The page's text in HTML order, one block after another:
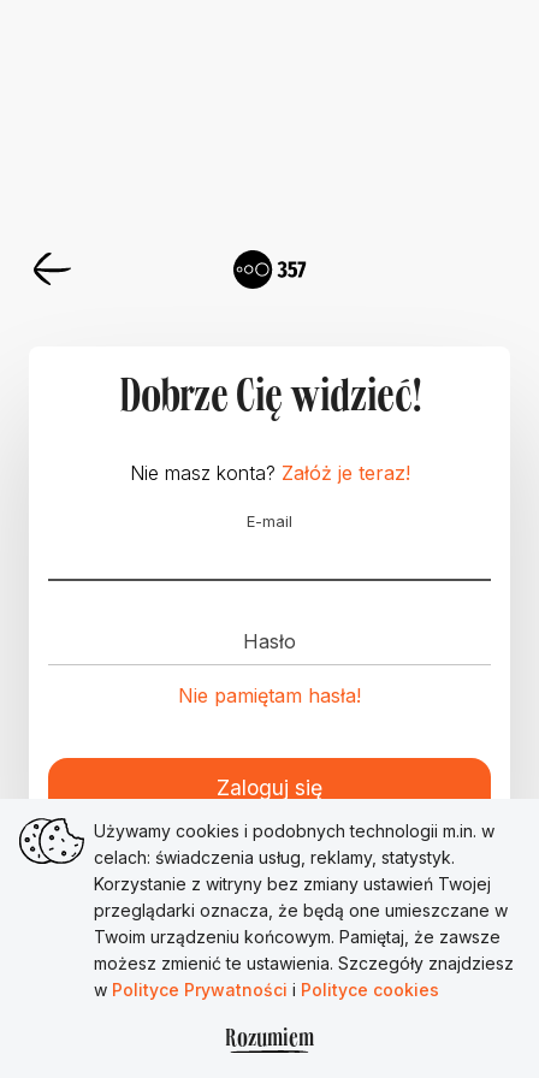
Dobrze Cię widzieć!
Nie masz konta? Załóż je teraz!
E-mail
Hasło
Nie pamiętam hasła!
Zaloguj się
Używamy cookies i podobnych technologii m.in. w
celach: świadczenia usług, reklamy, statystyk.
Korzystanie z witryny bez zmiany ustawień Twojej
przeglądarki oznacza, że będą one umieszczane w
Twoim urządzeniu końcowym. Pamiętaj, że zawsze
możesz zmienić te ustawienia. Szczegóły znajdziesz
w Polityce Prywatności i Polityce cookies
Rozumiem